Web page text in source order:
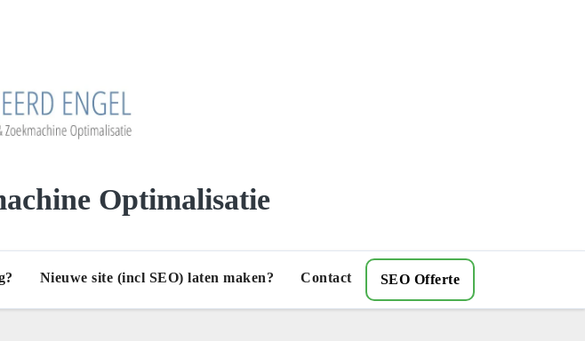
Optimalisatie
Nieuwe site (incl SEO) laten maken? Contact SEO Offerte